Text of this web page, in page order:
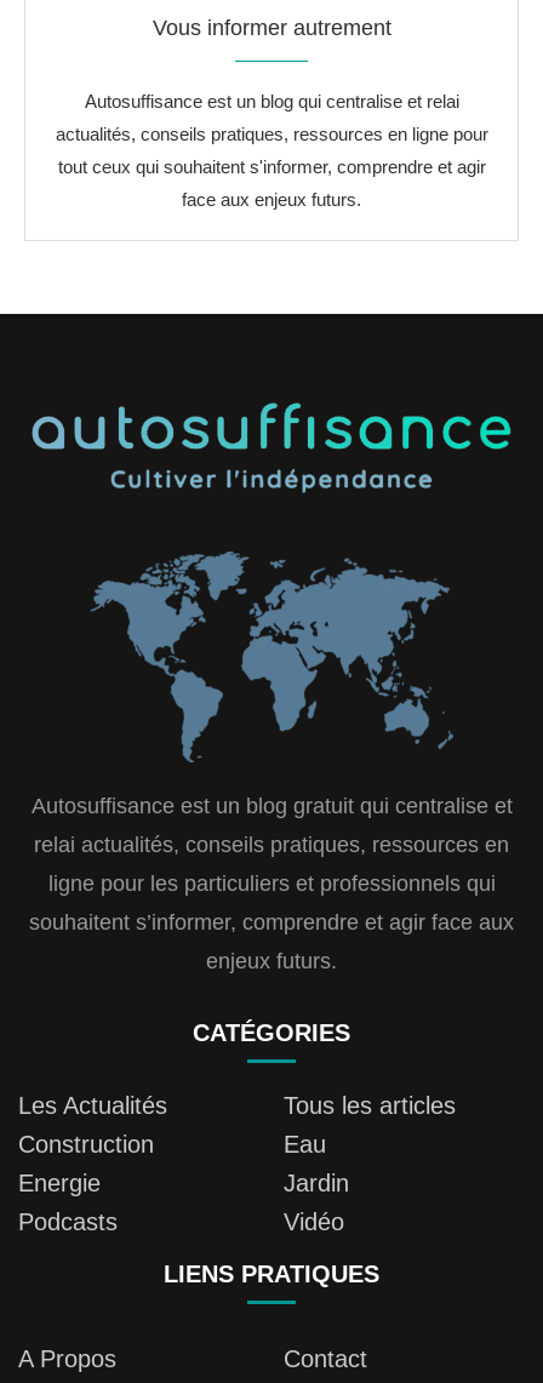
Vous informer autrement
Autosuffisance est un blog qui centralise et relai
actualités, conseils pratiques, ressources en ligne pour
tout ceux qui souhaitent s'informer, comprendre et agir
face aux enjeux futurs.
Autosuffisance est un blog gratuit qui centralise et
relai actualités, conseils pratiques, ressources en
ligne pour les particuliers et professionnels qui
souhaitent s’informer, comprendre et agir face aux
enjeux futurs.
CATÉGORIES
Les Actualités
Tous les articles
Construction
Eau
Energie
Jardin
Podcasts
Vidéo
LIENS PRATIQUES
A Propos
Contact